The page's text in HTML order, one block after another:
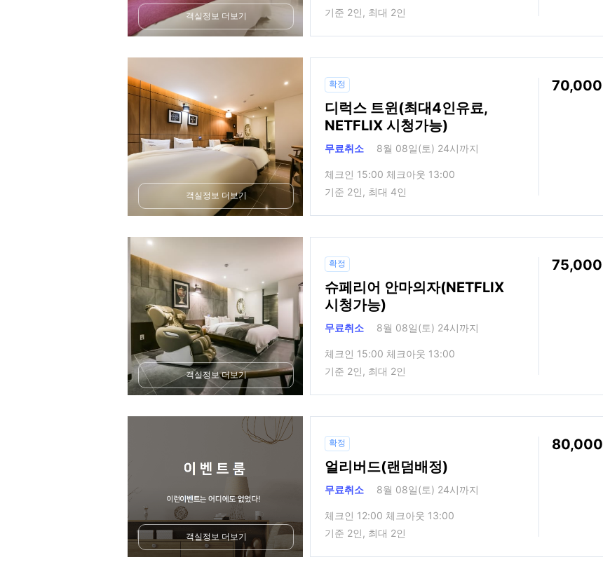
객실정보 더보기
기준 2인, 최대 2인
객실정보 더보기
확정
디럭스 트윈(최대4인유료,
NETFLIX 시청가능)
무료취소 8월 08일(토) 24시까지
체크인 15:00 체크아웃 13:00
기준 2인, 최대 4인
70,000
객실정보 더보기
확정
슈페리어 안마의자(NETFLIX
시청가능)
무료취소 8월 08일(토) 24시까지
체크인 15:00 체크아웃 13:00
기준 2인, 최대 2인
75,000
객실정보 더보기
확정
얼리버드(랜덤배정)
무료취소 8월 08일(토) 24시까지
체크인 12:00 체크아웃 13:00
기준 2인, 최대 2인
80,000